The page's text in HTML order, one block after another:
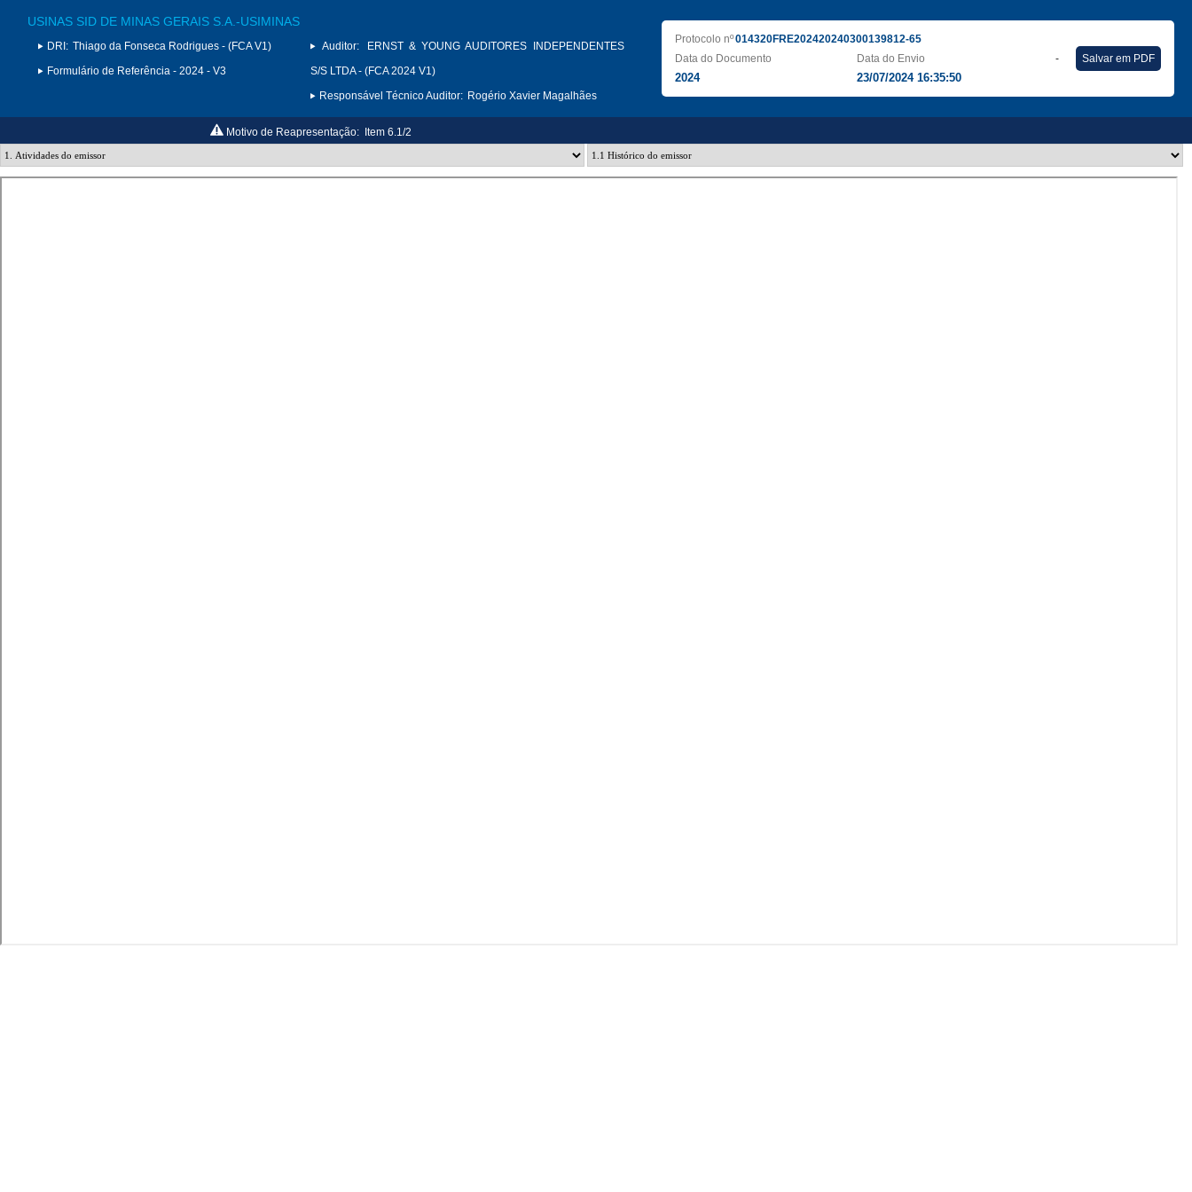
USINAS SID DE MINAS GERAIS S.A.-USIMINAS
DRI: Thiago da Fonseca Rodrigues - (FCA V1)
Formulário de Referência - 2024 - V3
Auditor:
ERNST & YOUNG AUDITORES INDEPENDENTES
S/S LTDA - (FCA 2024 V1)
Responsável Técnico Auditor: Rogério Xavier Magalhães
Protocolo nº014320FRE202420240300139812-65
Data do Documento
2024
Data do Envio
23/07/2024 16:35:50
- Salvar em PDF
Motivo de Reapresentação: Item 6.1/2